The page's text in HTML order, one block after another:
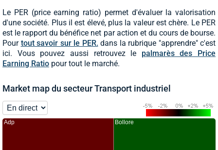
Le PER (price earning ratio) permet d'évaluer la valorisation
d'une société. Plus il est élevé, plus la valeur est chère. Le PER
est le rapport du bénéfice net par action et du cours de bourse.
Pour tout savoir sur le PER.dans la rubrique "apprendre" c'est
ici. Vous pouvez aussi retrouvez le palmarès des Price
Earning Ratio pour tout le marché.
Market map du secteur Transport industriel